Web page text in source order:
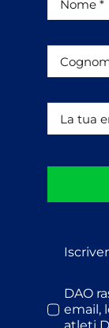
DAO
email,